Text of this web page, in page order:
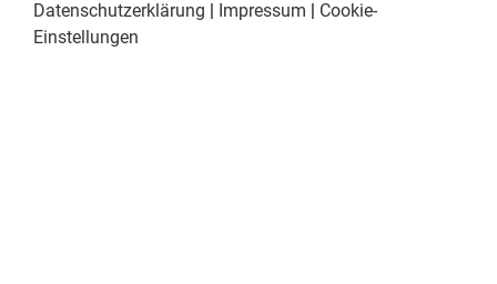
Datenschutzerklärung | Impressum | Cookie-
Einstellungen